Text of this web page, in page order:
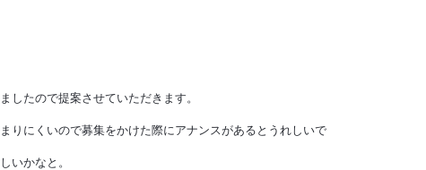
したので提案させていただきます。
りにくいので募集をかけた際にアナンスがあるとうれしいで
いかなと。